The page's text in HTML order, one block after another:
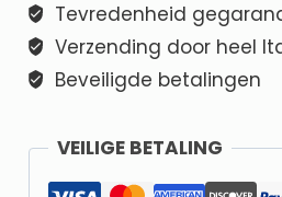
Tevredenheid
Verzending door heel
Beveiligde betalingen
VEILIGE BETALING